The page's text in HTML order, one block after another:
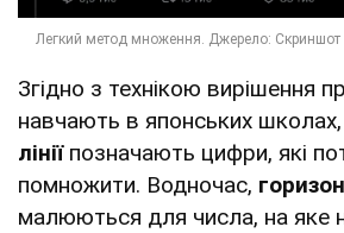
Згідно з технікою вирішення
навчають в японських школах,
лінії позначають цифри, які
помножити. Водночас,
малюються для числа, на яке